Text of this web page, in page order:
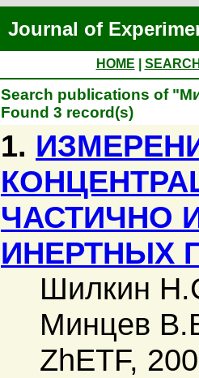
Journal of
HOME
Search publications of
Found 3 record(s)
1.
ЧАСТИЧНО
ИНЕРТНЫХ
Шилкин
Минцев
ZhETF,